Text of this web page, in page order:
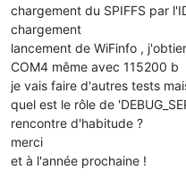
chargement du SPIFFS par
chargement
lancement de WiFinfo ,
COM4 même avec 115200 b
je vais faire d'autres tests
quel est le rôle de
rencontre d'habitude ?
merci
et à l'année prochaine !